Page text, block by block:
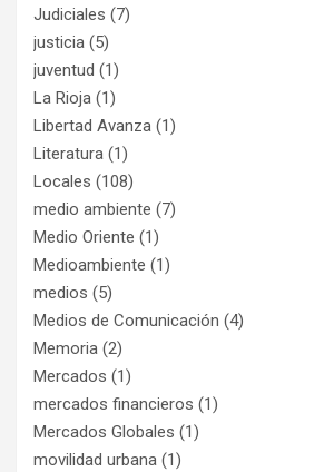
Judiciales (7)
justicia (5)
juventud (1)
La Rioja (1)
Libertad Avanza (1)
Literatura (1)
Locales (108)
medio ambiente (7)
Medio Oriente (1)
Medioambiente (1)
medios (5)
Medios de Comunicación (4)
Memoria (2)
Mercados (1)
mercados financieros (1)
Mercados Globales (1)
movilidad urbana (1)